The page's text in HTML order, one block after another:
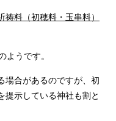
祷料（初穂料・玉串料）
ようです。
場合があるのですが、初
提示している神社も割と